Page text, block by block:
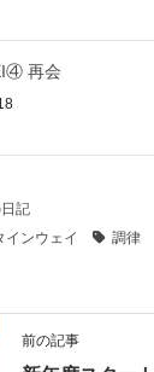
再会
記
インウェイ 調律
前の記事